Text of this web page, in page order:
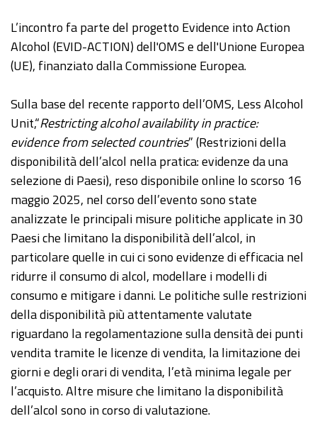
L’incontro fa parte del progetto Evidence into Action
Alcohol (EVID-ACTION) dell'OMS e dell'Unione Europea
(UE), finanziato dalla Commissione Europea.
Sulla base del recente rapporto dell’OMS, Less Alcohol
Unit,“Restricting alcohol availability in practice:
evidence from selected countries” (Restrizioni della
disponibilità dell’alcol nella pratica: evidenze da una
selezione di Paesi), reso disponibile online lo scorso 16
maggio 2025, nel corso dell’evento sono state
analizzate le principali misure politiche applicate in 30
Paesi che limitano la disponibilità dell’alcol, in
particolare quelle in cui ci sono evidenze di efficacia nel
ridurre il consumo di alcol, modellare i modelli di
consumo e mitigare i danni. Le politiche sulle restrizioni
della disponibilità più attentamente valutate
riguardano la regolamentazione sulla densità dei punti
vendita tramite le licenze di vendita, la limitazione dei
giorni e degli orari di vendita, l’età minima legale per
l’acquisto. Altre misure che limitano la disponibilità
dell’alcol sono in corso di valutazione.